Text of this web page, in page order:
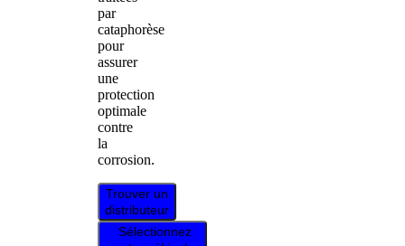
par
cataphorèse
pour
assurer
une
protection
optimale
contre
la
corrosion.
Trouver un
distributeur
Sélectionnez